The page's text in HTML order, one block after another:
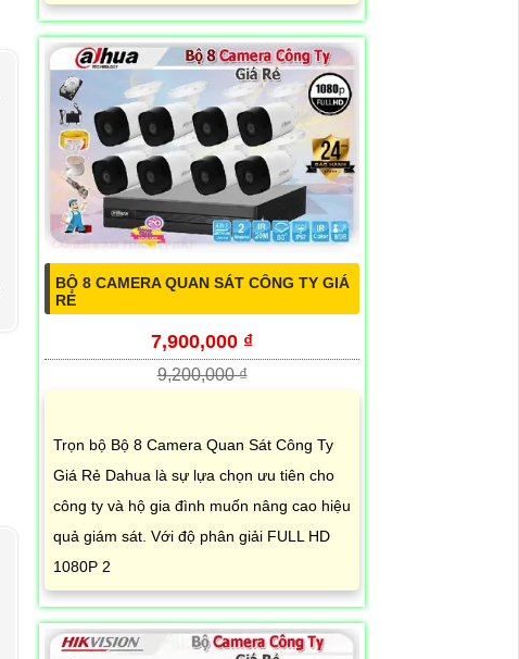
BỘ 8 CAMERA QUAN SÁT CÔNG TY GIÁ
RẺ
7,900,000 ₫
9,200,000 ₫
Trọn bộ Bộ 8 Camera Quan Sát Công Ty
Giá Rẻ Dahua là sự lựa chọn ưu tiên cho
công ty và hộ gia đình muốn nâng cao hiệu
quả giám sát. Với độ phân giải FULL HD
1080P 2